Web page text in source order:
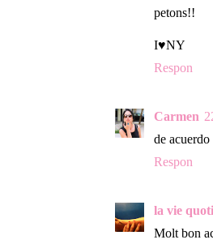
petons!!
I♥NY
Respon
Carmen
de
Respon
la vie
Molt bon